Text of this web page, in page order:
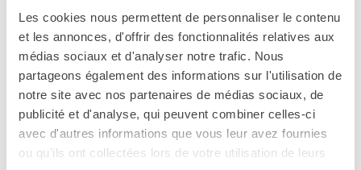
Les cookies nous permettent de personnaliser le contenu
et les annonces, d'offrir des fonctionnalités relatives aux
médias sociaux et d'analyser notre trafic. Nous
partageons également des informations sur l'utilisation de
notre site avec nos partenaires de médias sociaux, de
publicité et d'analyse, qui peuvent combiner celles-ci
avec d'autres informations que vous leur avez fournies
ou qu'ils ont collectées lors de votre utilisation de leurs
CONSULAT DE FRANCE À
FLORENCE
CERCA
con Hafsia Herzi, Moussa Mansaly, Louis Memmi
GIOVEDÌ 19/02 ORE 19:00
Versione originale con sottotitoli in italiano
In collaborazione con IFcinéma